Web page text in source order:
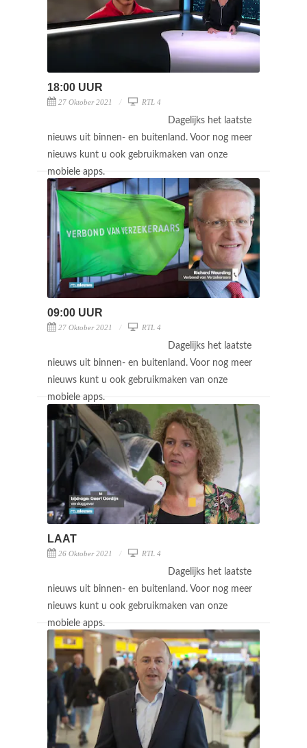
18:00 UUR
27 Oktober 2021 RTL 4
Dagelijks het laatste
nieuws uit binnen- en buitenland. Voor nog meer
nieuws kunt u ook gebruikmaken van onze
mobiele apps.
09:00 UUR
27 Oktober 2021 RTL 4
Dagelijks het laatste
nieuws uit binnen- en buitenland. Voor nog meer
nieuws kunt u ook gebruikmaken van onze
mobiele apps.
LAAT
26 Oktober 2021 RTL 4
Dagelijks het laatste
nieuws uit binnen- en buitenland. Voor nog meer
nieuws kunt u ook gebruikmaken van onze
mobiele apps.